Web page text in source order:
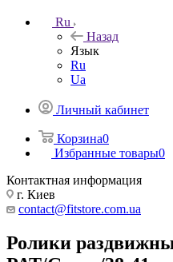
Ru
Назад
Язык
Ru
Ua
Личный кабинет
Корзина0
Избранные товары0
Контактная информация
г. Киев
contact@fitstore.com.ua
Ролики